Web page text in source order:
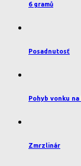
6 gramů
Posadnutosť
Pohyb vonku
Zmrzlinár